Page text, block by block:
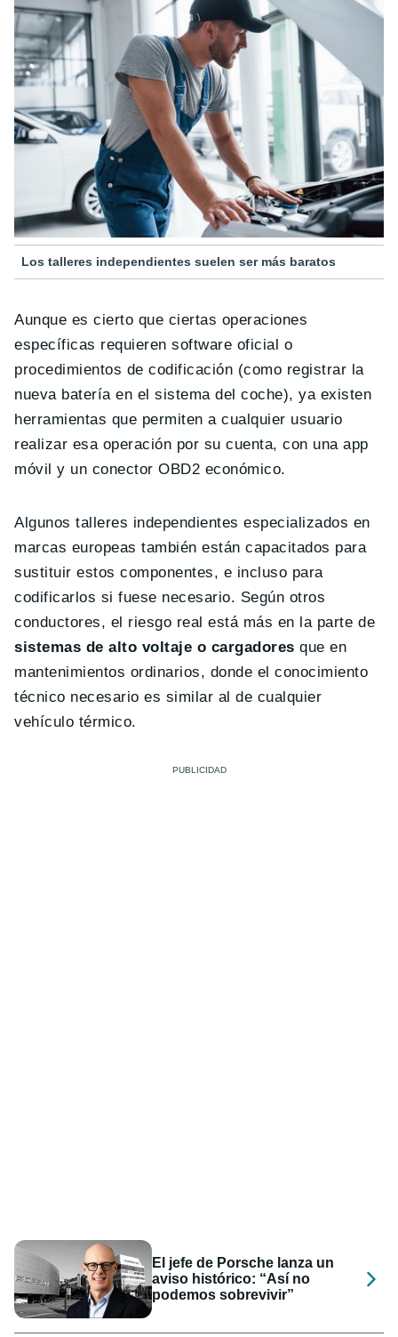
Los talleres independientes suelen ser más baratos
Aunque es cierto que ciertas operaciones
específicas requieren software oficial o
procedimientos de codificación (como registrar la
nueva batería en el sistema del coche), ya existen
herramientas que permiten a cualquier usuario
realizar esa operación por su cuenta, con una app
móvil y un conector OBD2 económico.
Algunos talleres independientes especializados en
marcas europeas también están capacitados para
sustituir estos componentes, e incluso para
codificarlos si fuese necesario. Según otros
conductores, el riesgo real está más en la parte de
sistemas de alto voltaje o cargadores que en
mantenimientos ordinarios, donde el conocimiento
técnico necesario es similar al de cualquier
vehículo térmico.
El jefe de Porsche lanza un
aviso histórico: “Así no
podemos sobrevivir”